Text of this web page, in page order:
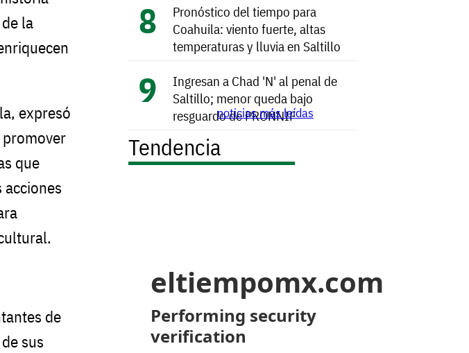
la
expresó
que
de
sus
Pronóstico del tiempo para
Coahuila: viento fuerte, altas
temperaturas y lluvia en Saltillo
Ingresan a Chad 'N' al penal de
Saltillo; menor queda bajo
resguardo de PRONNIF
noticias más leídas
Tendencia